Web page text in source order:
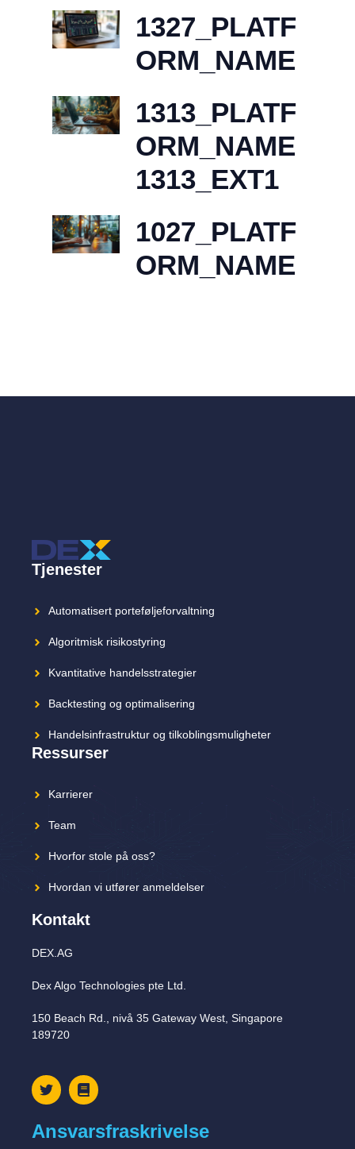
1327_PLATF
ORM_NAME
1313_PLATF
ORM_NAME
1313_EXT1
1027_PLATF
ORM_NAME
Tjenester
Automatisert porteføljeforvaltning
Algoritmisk risikostyring
Kvantitative handelsstrategier
Backtesting og optimalisering
Handelsinfrastruktur og tilkoblingsmuligheter
Ressurser
Karrierer
Team
Hvorfor stole på oss?
Hvordan vi utfører anmeldelser
Kontakt
DEX.AG
Dex Algo Technologies pte Ltd.
150 Beach Rd., nivå 35 Gateway West, Singapore
189720
Ansvarsfraskrivelse